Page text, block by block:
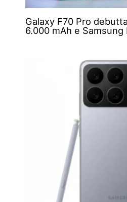
Galaxy F70 Pro
6.000 mAh e Samsung